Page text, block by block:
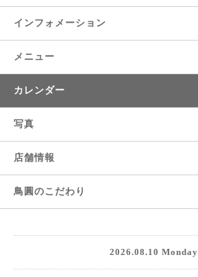
インフォメーション
メニュー
カレンダー
写真
店舗情報
鳥圓のこだわり
2026.08.10 Monday